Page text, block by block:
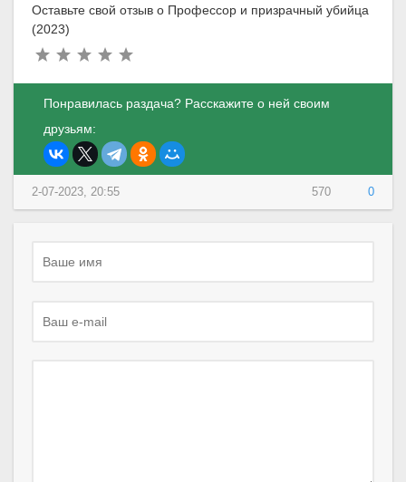
Оставьте свой отзыв о Профессор и призрачный убийца
(2023)
Понравилась раздача? Расскажите о ней своим
друзьям:
570 0
2-07-2023, 20:55